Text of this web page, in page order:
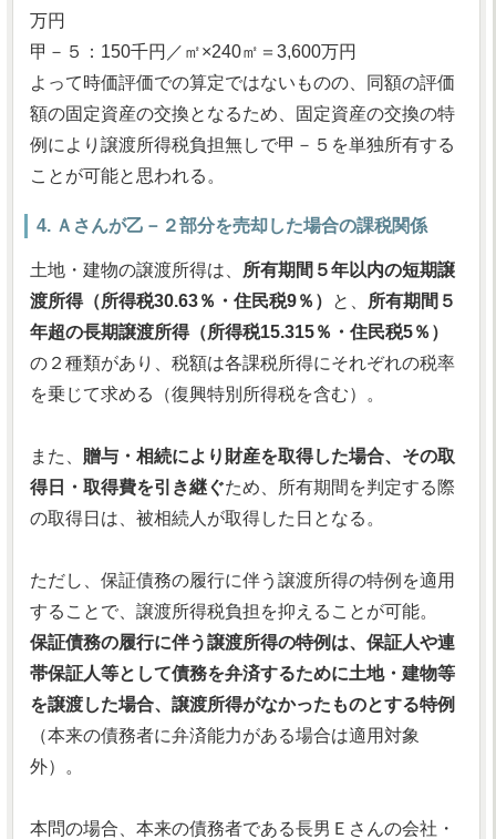
万円
甲－５：150千円／㎡×240㎡＝3,600万円
よって時価評価での算定ではないものの、同額の評価
額の固定資産の交換となるため、固定資産の交換の特
例により譲渡所得税負担無しで甲－５を単独所有する
ことが可能と思われる。
4. Ａさんが乙－２部分を売却した場合の課税関係
土地・建物の譲渡所得は、
所有期間５年以内の短期譲
渡所得（所得税30.63％・住民税9％）
と、
所有期間５
年超の長期譲渡所得（所得税15.315％・住民税5％）
の２種類があり、税額は各課税所得にそれぞれの税率
を乗じて求める（復興特別所得税を含む）。
また、 贈与・相続により財産を取得した場合、その取
得日・取得費を引き継ぐため、所有期間を判定する際
の取得日は、被相続人が取得した日となる。
ただし、保証債務の履行に伴う譲渡所得の特例を適用
することで、譲渡所得税負担を抑えることが可能。
保証債務の履行に伴う譲渡所得の特例は、保証人や連
帯保証人等として債務を弁済するために土地・建物等
を譲渡した場合、譲渡所得がなかったものとする特例
（本来の債務者に弁済能力がある場合は適用対象
外）。
本問の場合、本来の債務者である長男Ｅさんの会社・